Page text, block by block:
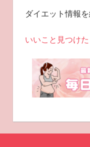
ダイエット情報
いいこと見つけ